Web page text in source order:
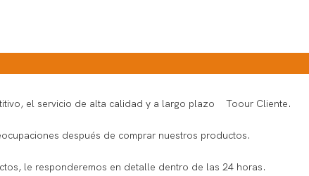
el servicio de alta calidad y a largo plazo Toour Cliente.
después de comprar nuestros productos.
le responderemos en detalle dentro de las 24 horas.